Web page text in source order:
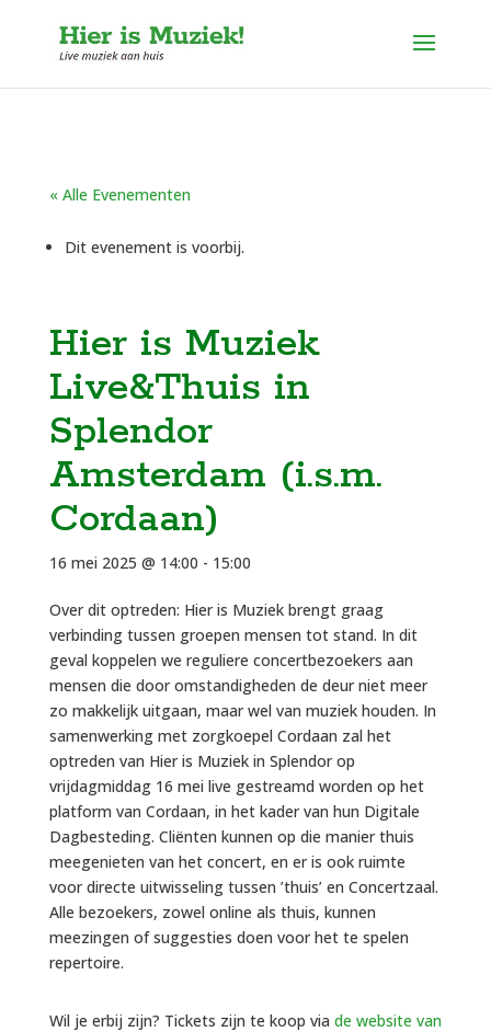
« Alle Evenementen
Dit evenement is voorbij.
Hier is Muziek
Live&Thuis in
Splendor
Amsterdam (i.s.m.
Cordaan)
16 mei 2025 @ 14:00 - 15:00
Over dit optreden: Hier is Muziek brengt graag
verbinding tussen groepen mensen tot stand. In dit
geval koppelen we reguliere concertbezoekers aan
mensen die door omstandigheden de deur niet meer
zo makkelijk uitgaan, maar wel van muziek houden. In
samenwerking met zorgkoepel Cordaan zal het
optreden van Hier is Muziek in Splendor op
vrijdagmiddag 16 mei live gestreamd worden op het
platform van Cordaan, in het kader van hun Digitale
Dagbesteding. Cliënten kunnen op die manier thuis
meegenieten van het concert, en er is ook ruimte
voor directe uitwisseling tussen ’thuis’ en Concertzaal.
Alle bezoekers, zowel online als thuis, kunnen
meezingen of suggesties doen voor het te spelen
repertoire.
Wil je erbij zijn? Tickets zijn te koop via de website van